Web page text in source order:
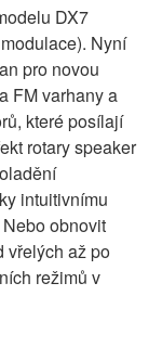
DX7
Nyní
pro novou
FM varhany a
které posílají
rotary speaker
intuitivnímu
obnovit
vřelých až po
režimů v